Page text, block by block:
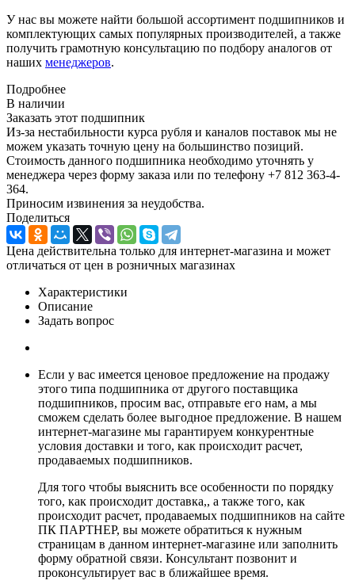
У нас вы можете найти большой ассортимент подшипников и
комплектующих самых популярных производителей, а также
получить грамотную консультацию по подбору аналогов от
наших менеджеров.
Подробнее
В наличии
Заказать этот подшипник
Из-за нестабильности курса рубля и каналов поставок мы не
можем указать точную цену на большинство позиций.
Стоимость данного подшипника необходимо уточнять у
менеджера через форму заказа или по телефону +7 812 363-4-
364.
Приносим извинения за неудобства.
Поделиться
Цена действительна только для интернет-магазина и может
отличаться от цен в розничных магазинах
Характеристики
Описание
Задать вопрос
Если у вас имеется ценовое предложение на продажу
этого типа подшипника от другого поставщика
подшипников, просим вас, отправьте его нам, а мы
сможем сделать более выгодное предложение. В нашем
интернет-магазине мы гарантируем конкурентные
условия доставки и того, как происходит расчет,
продаваемых подшипников.
Для того чтобы выяснить все особенности по порядку
того, как происходит доставка,, а также того, как
происходит расчет, продаваемых подшипников на сайте
ПК ПАРТНЕР, вы можете обратиться к нужным
страницам в данном интернет-магазине или заполнить
форму обратной связи. Консультант позвонит и
проконсультирует вас в ближайшее время.